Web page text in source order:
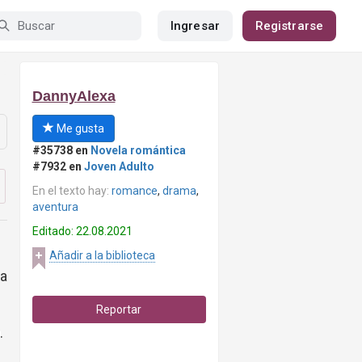
Ingresar Registrarse
DannyAlexa
Me gusta
#35738 en Novela romántica
#7932 en Joven Adulto
En el texto hay: romance, drama,
aventura
Editado: 22.08.2021
Añadir a la biblioteca
Reportar